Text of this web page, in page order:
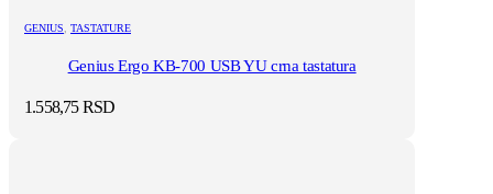
GENIUS TASTATURE
Genius Ergo KB-700 USB YU crna tastatura
1.558,75RSD